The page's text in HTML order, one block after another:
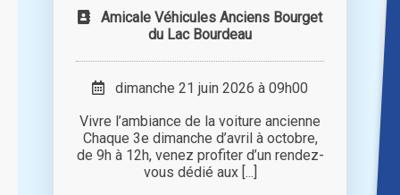
Amicale Véhicules Anciens Bourget
du Lac Bourdeau
dimanche 21 juin 2026 à 09h00
Vivre l’ambiance de la voiture ancienne
Chaque 3e dimanche d’avril à octobre,
de 9h à 12h, venez profiter d’un rendez-
vous dédié aux [...]